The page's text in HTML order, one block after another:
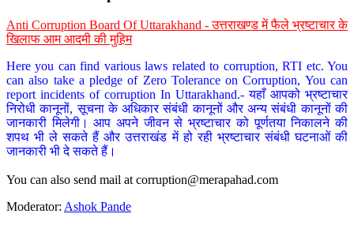
Anti Corruption Board Of Uttarakhand - उत्तराखण्ड में फैले भ्रष्टाचार के
खिलाफ आम आदमी की मुहिम
Here you can find various laws related to corruption, RTI etc. You
can also take a pledge of Zero Tolerance on Corruption, You can
report incidents of corruption In Uttarakhand.- यहाँ आपको भ्रष्टाचार
निरोधी कानूनों, सूचना के अधिकार संबंधी कानूनों और अन्य संबंधी कानूनों की
जानकारी मिलेगी। आप अपने जीवन से भ्रष्टाचार को पूर्णतया निकालने की
शपथ भी ले सकते हैं और उत्तराखंड में हो रही भ्रष्टाचार संबंधी घटनाओं की
जानकारी भी दे सकते हैं।
You can also send mail at corruption@merapahad.com
Moderator: Ashok Pande